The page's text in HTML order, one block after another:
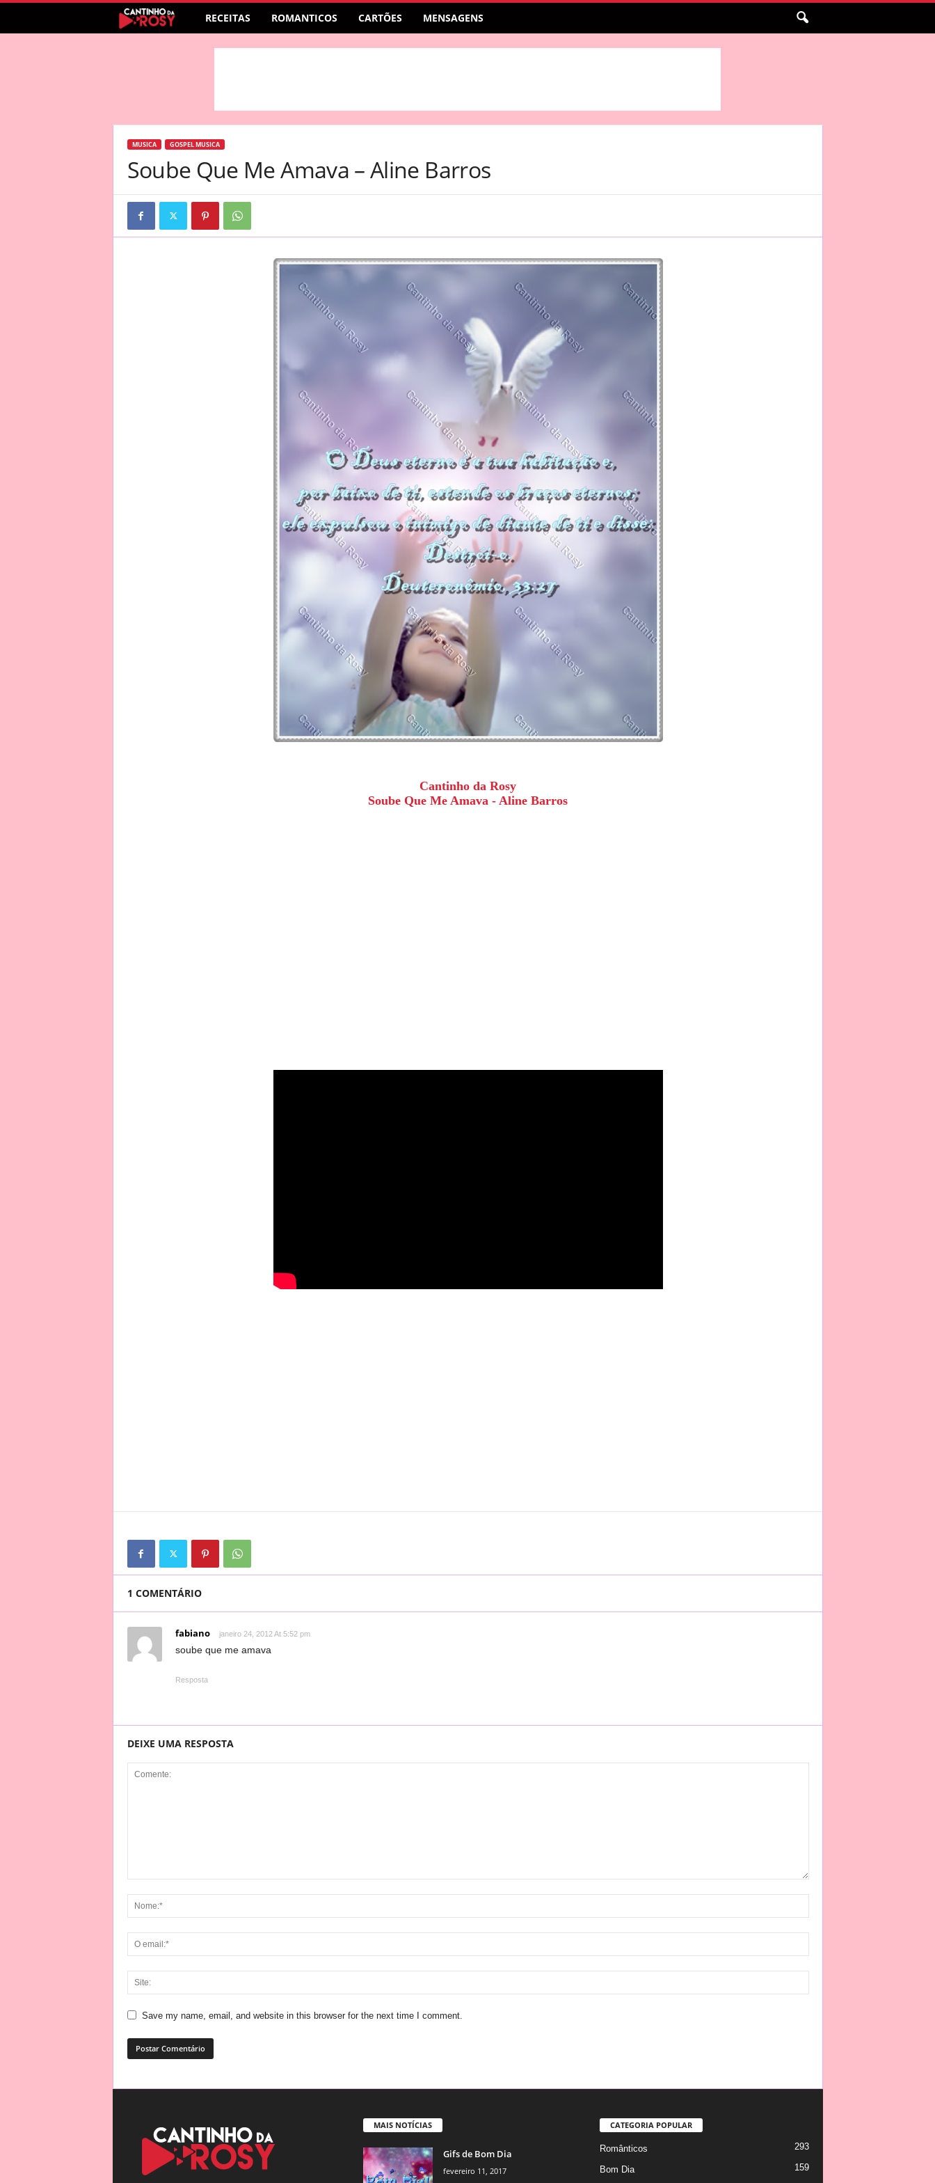
RECEITAS ROMANTICOS CARTÕES MENSAGENS
MUSICA GOSPEL MUSICA
Soube Que Me Amava – Aline Barros
Cantinho da Rosy
Soube Que Me Amava - Aline Barros
1 COMENTÁRIO
fabiano janeiro 24, 2012 At 5:52 pm
soube que me amava
Resposta
DEIXE UMA RESPOSTA
Save my name, email, and website in this browser for the next time I comment.
MAIS NOTÍCIAS
Gifs de Bom Dia
fevereiro 11, 2017
CATEGORIA POPULAR
Românticos 293
Bom Dia 159